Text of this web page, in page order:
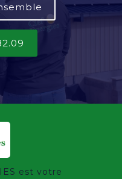
est votre